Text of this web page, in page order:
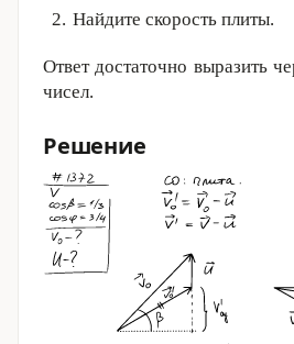
Найдите скорость плиты.
Ответ достаточно выразить
чисел.
Решение